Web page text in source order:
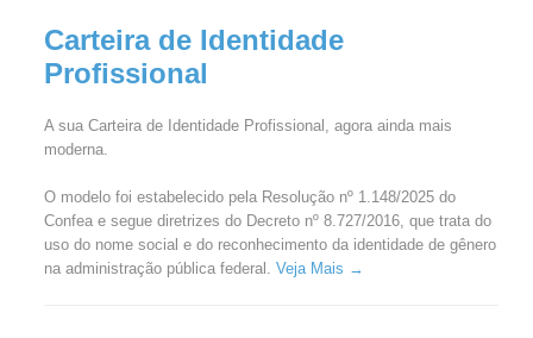
Carteira de Identidade
Profissional
A sua Carteira de Identidade Profissional, agora ainda mais
moderna.
O modelo foi estabelecido pela Resolução nº 1.148/2025 do
Confea e segue diretrizes do Decreto nº 8.727/2016, que trata do
uso do nome social e do reconhecimento da identidade de gênero
na administração pública federal. Veja Mais →